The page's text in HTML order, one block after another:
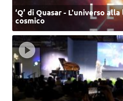
‘Q’ di Quasar - L'universo
cosmico